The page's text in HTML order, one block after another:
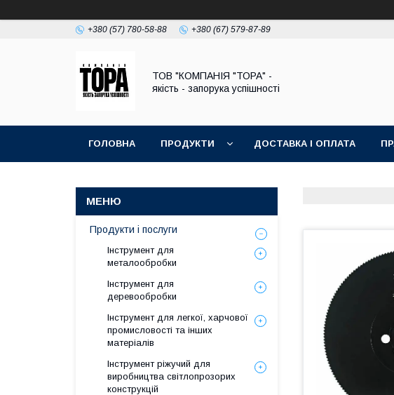
+380 (57) 780-58-88 +380 (67) 579-87-89
ТОВ "КОМПАНІЯ "ТОРА" -
якість - запорука успішності
ГОЛОВНА ПРОДУКТИ ДОСТАВКА І ОПЛАТА
Продукти і послуги
Інструмент для
металообробки
Інструмент для
деревообробки
Інструмент для легкої, харчової
промисловості та інших
матеріалів
Інструмент ріжучий для
виробництва світлопрозорих
конструкцій